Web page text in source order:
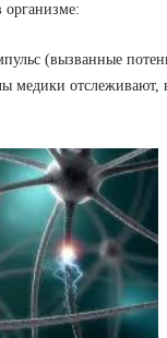
(вызванные
медики